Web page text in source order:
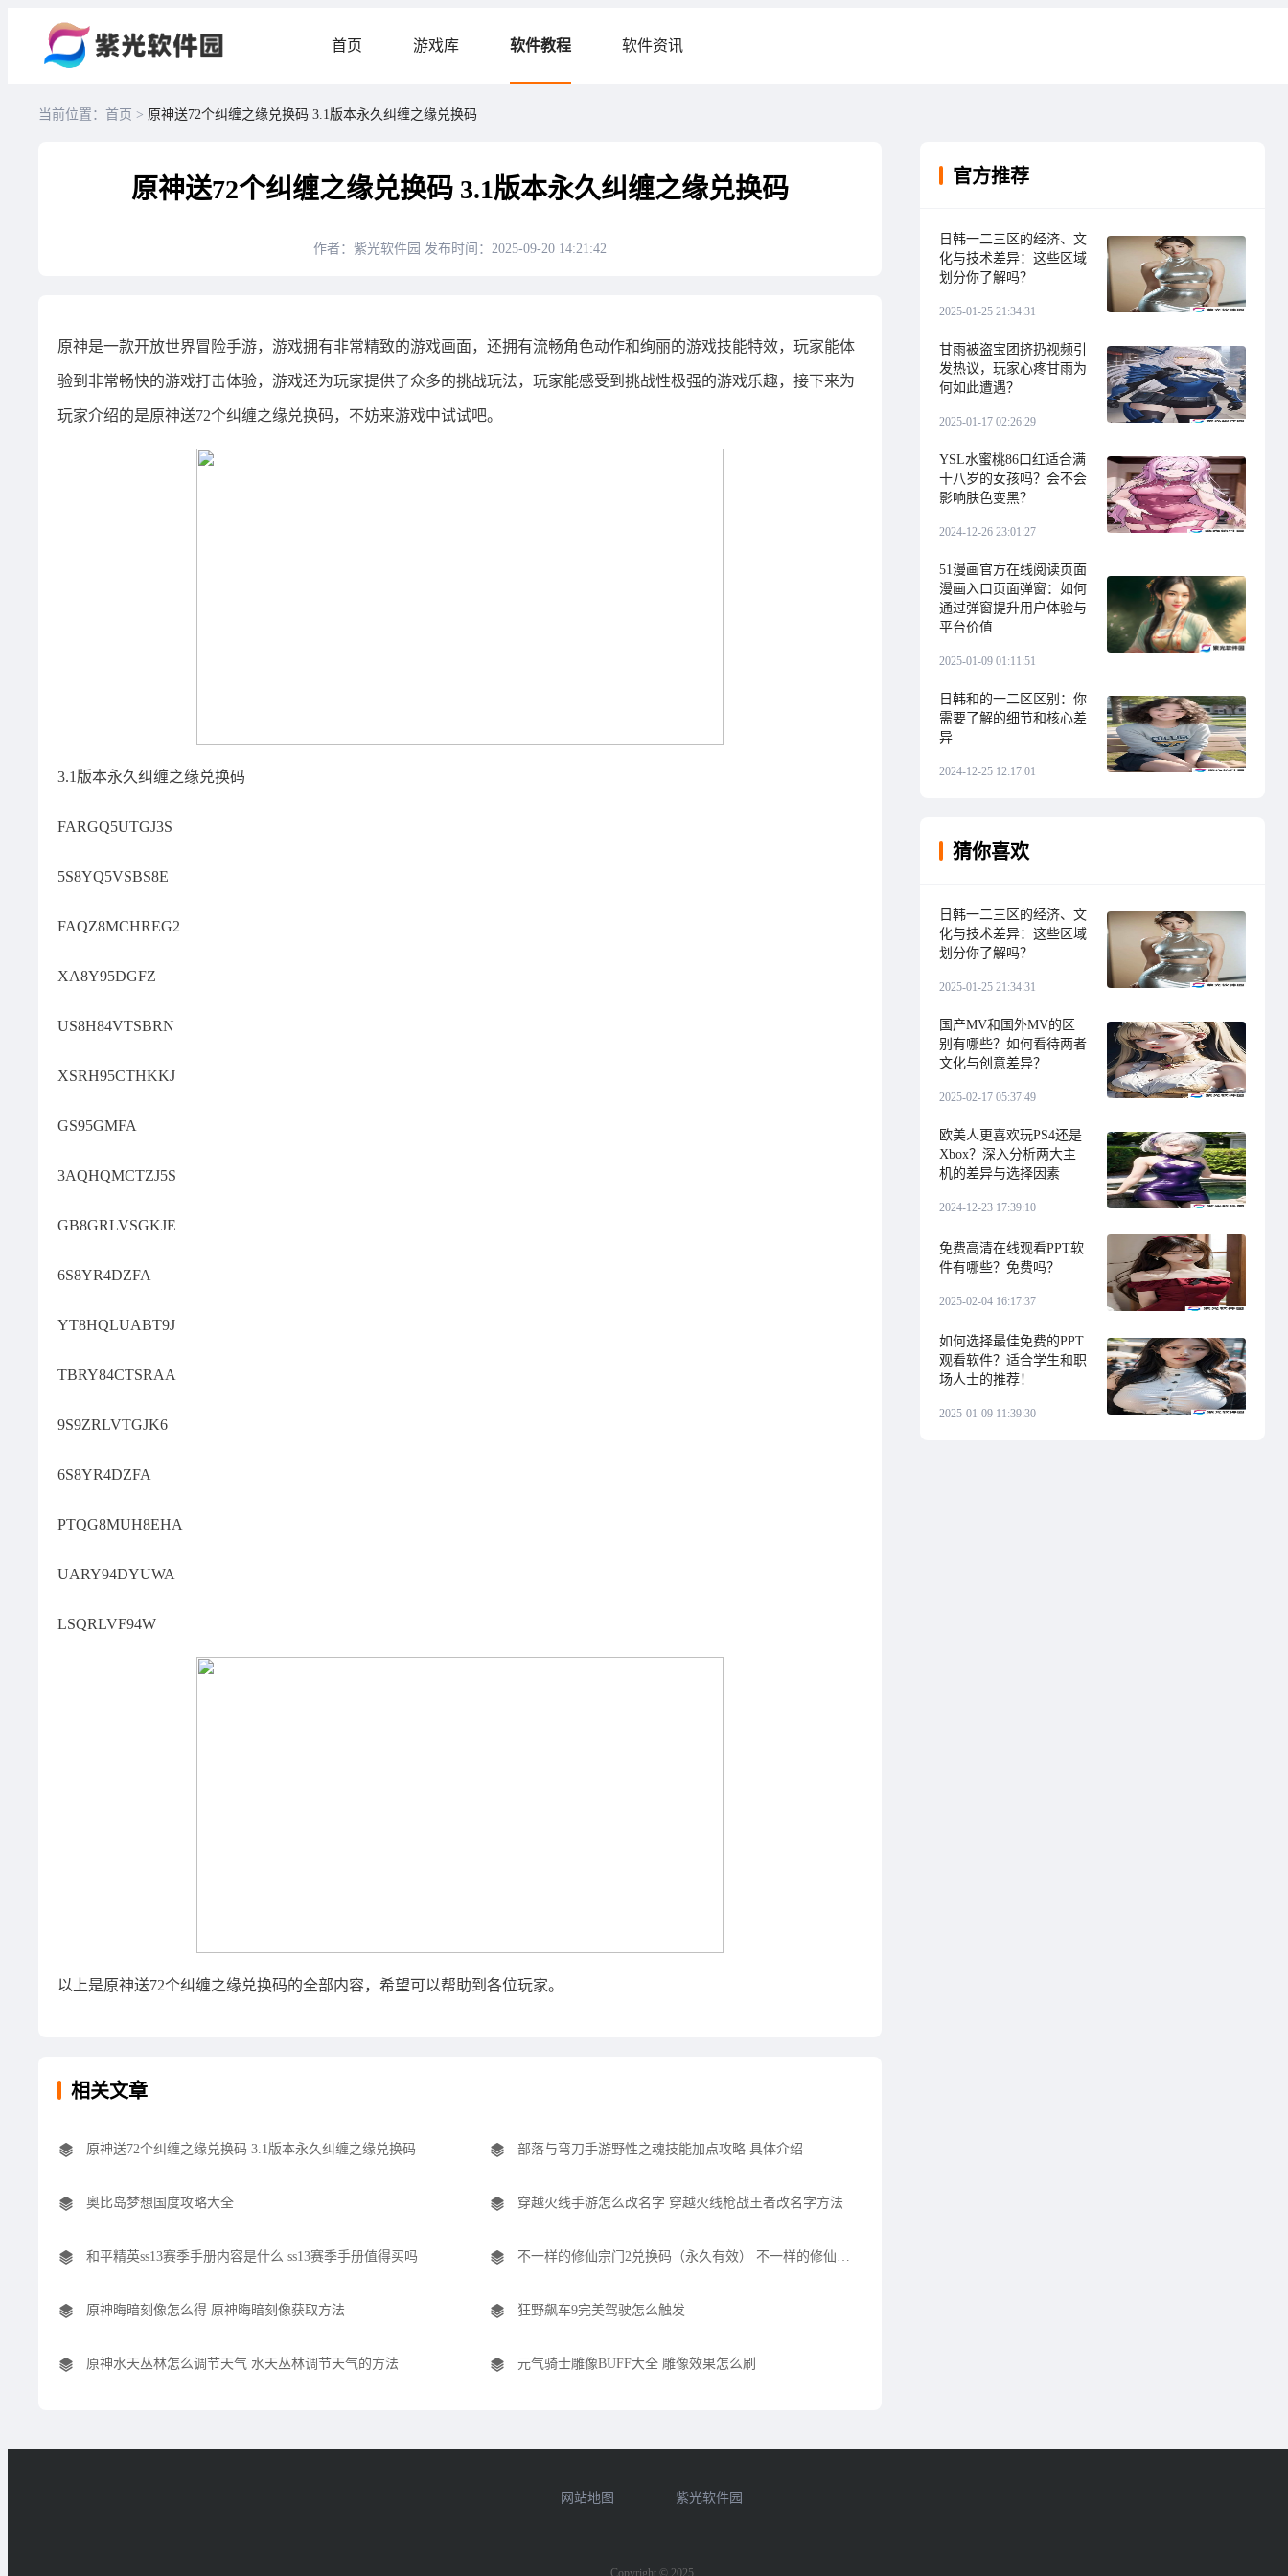
首页 游戏库 软件教程 软件资讯
当前位置：首页 > 原神送72个纠缠之缘兑换码 3.1版本永久纠缠之缘兑换码
原神送72个纠缠之缘兑换码 3.1版本永久纠缠之缘兑换码
作者：紫光软件园 发布时间：2025-09-20 14:21:42
原神是一款开放世界冒险手游，游戏拥有非常精致的游戏画面，还拥有流畅角色动作和绚丽的游戏技能特效，玩家能体
验到非常畅快的游戏打击体验，游戏还为玩家提供了众多的挑战玩法，玩家能感受到挑战性极强的游戏乐趣，接下来为
玩家介绍的是原神送72个纠缠之缘兑换码，不妨来游戏中试试吧。
3.1版本永久纠缠之缘兑换码
FARGQ5UTGJ3S
5S8YQ5VSBS8E
FAQZ8MCHREG2
XA8Y95DGFZ
US8H84VTSBRN
XSRH95CTHKKJ
GS95GMFA
3AQHQMCTZJ5S
GB8GRLVSGKJE
6S8YR4DZFA
YT8HQLUABT9J
TBRY84CTSRAA
9S9ZRLVTGJK6
6S8YR4DZFA
PTQG8MUH8EHA
UARY94DYUWA
LSQRLVF94W
以上是原神送72个纠缠之缘兑换码的全部内容，希望可以帮助到各位玩家。
相关文章
原神送72个纠缠之缘兑换码 3.1版本永久纠缠之缘兑换码 部落与弯刀手游野性之魂技能加点攻略 具体介绍
奥比岛梦想国度攻略大全 穿越火线手游怎么改名字 穿越火线枪战王者改名字方法
和平精英ss13赛季手册内容是什么 ss13赛季手册值得买吗 不一样的修仙宗门2兑换码（永久有效） 不一样的修仙宗门2兑换码大全
原神晦暗刻像怎么得 原神晦暗刻像获取方法 狂野飙车9完美驾驶怎么触发
原神水天丛林怎么调节天气 水天丛林调节天气的方法 元气骑士雕像BUFF大全 雕像效果怎么刷
官方推荐
日韩一二三区的经济、文
化与技术差异：这些区域
划分你了解吗？
2025-01-25 21:34:31
甘雨被盗宝团挤扔视频引
发热议，玩家心疼甘雨为
何如此遭遇？
2025-01-17 02:26:29
YSL水蜜桃86口红适合满
十八岁的女孩吗？会不会
影响肤色变黑？
2024-12-26 23:01:27
51漫画官方在线阅读页面
漫画入口页面弹窗：如何
通过弹窗提升用户体验与
平台价值
2025-01-09 01:11:51
日韩和的一二区区别：你
需要了解的细节和核心差
异
2024-12-25 12:17:01
猜你喜欢
日韩一二三区的经济、文
化与技术差异：这些区域
划分你了解吗？
2025-01-25 21:34:31
国产MV和国外MV的区
别有哪些？如何看待两者
文化与创意差异？
2025-02-17 05:37:49
欧美人更喜欢玩PS4还是
Xbox？深入分析两大主
机的差异与选择因素
2024-12-23 17:39:10
免费高清在线观看PPT软
件有哪些？免费吗？
2025-02-04 16:17:37
如何选择最佳免费的PPT
观看软件？适合学生和职
场人士的推荐！
2025-01-09 11:39:30
网站地图 紫光软件园
Copyright © 2025